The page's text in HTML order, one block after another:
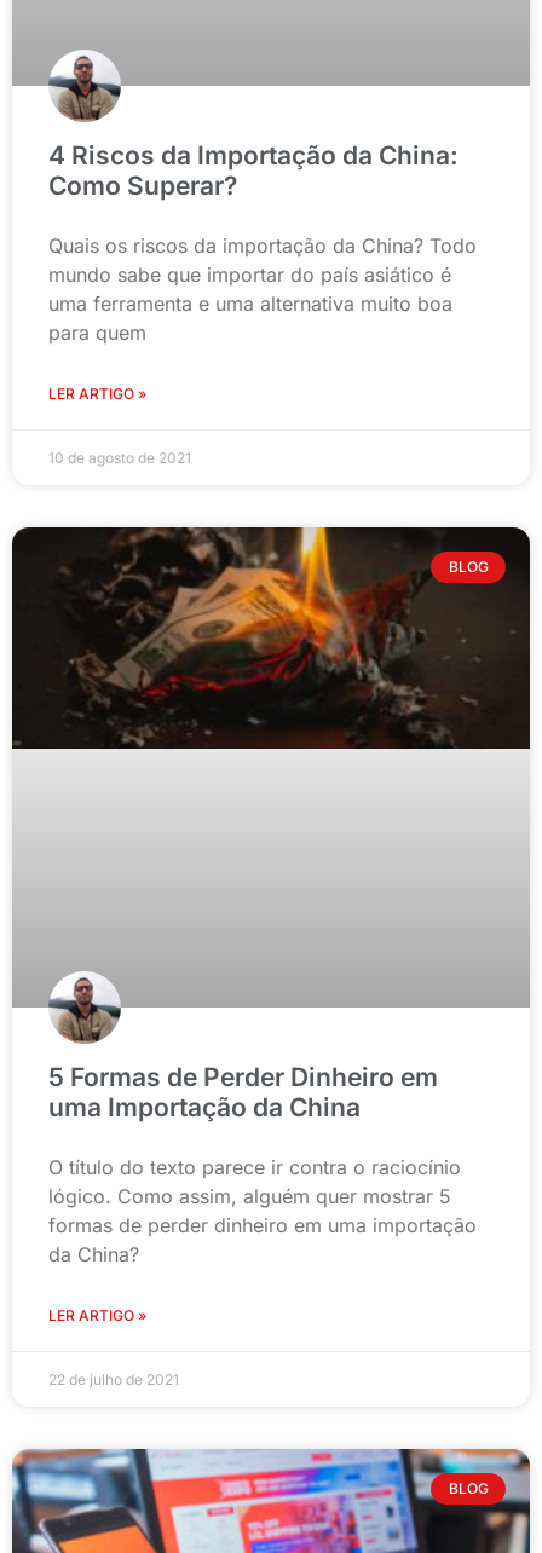
4 Riscos da Importação da China:
Como Superar?
Quais os riscos da importação da China? Todo
mundo sabe que importar do país asiático é
uma ferramenta e uma alternativa muito boa
para quem
LER ARTIGO »
10 de agosto de 2021
BLOG
5 Formas de Perder Dinheiro em
uma Importação da China
O título do texto parece ir contra o raciocínio
lógico. Como assim, alguém quer mostrar 5
formas de perder dinheiro em uma importação
da China?
LER ARTIGO »
22 de julho de 2021
BLOG